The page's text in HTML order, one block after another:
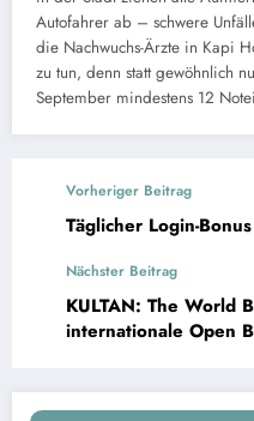
Autofahrer ab – schwere
die Nachwuchs-Ärzte in Kapi
zu tun, denn statt gewöhnlich
September mindestens 12
Vorheriger Beitrag
Täglicher Login-
Nächster Beitrag
KULTAN: The World
internationale Open